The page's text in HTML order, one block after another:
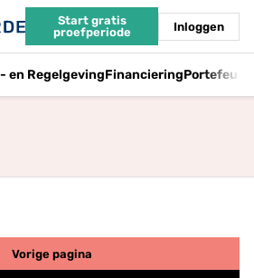
Start gratis
proefperiode
Inloggen
en RegelgevingFinanciering
Vorige pagina